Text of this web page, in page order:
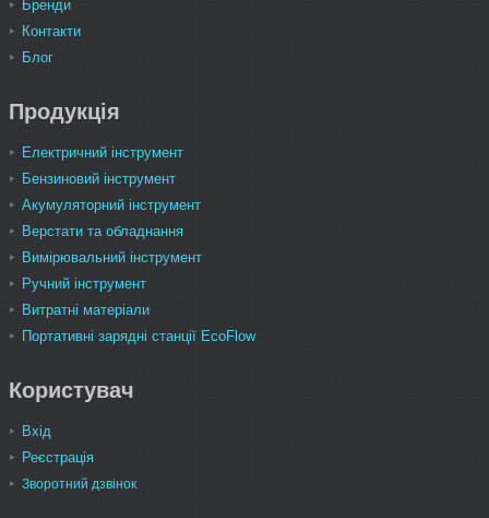
Бренди
Контакти
Блог
Продукція
Електричний інструмент
Бензиновий інструмент
Акумуляторний інструмент
Верстати та обладнання
Вимірювальний інструмент
Ручний інструмент
Витратні матеріали
Портативні зарядні станції EcoFlow
Користувач
Вхід
Реєстрація
Зворотний дзвінок